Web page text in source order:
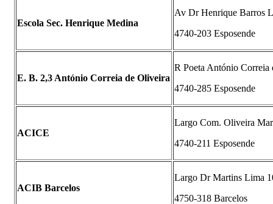
Escola Sec. Henrique Medina
Av Dr Henrique Barros
4740-203 Esposende
E. B. 2,3 António Correia de Oliveira
R Poeta António Correia
4740-285 Esposende
ACICE
Largo Com. Oliveira
4740-211 Esposende
ACIB Barcelos
Largo Dr Martins Lima
4750-318 Barcelos